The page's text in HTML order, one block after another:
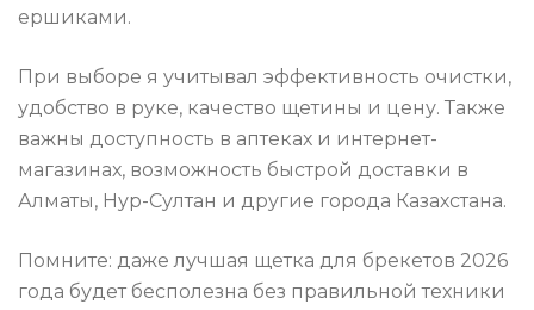
ершиками.
При выборе я учитывал эффективность очистки,
удобство в руке, качество щетины и цену. Также
важны доступность в аптеках и интернет-
магазинах, возможность быстрой доставки в
Алматы, Нур-Султан и другие города Казахстана.
Помните: даже лучшая щетка для брекетов 2026
года будет бесполезна без правильной техники